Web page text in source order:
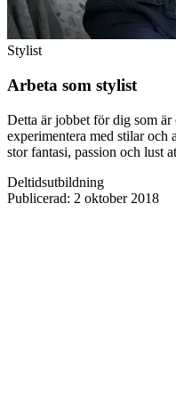
Stylist
Arbeta som stylist
Detta är jobbet för dig som
experimentera med stilar och
stor fantasi, passion och lust
Deltidsutbildning
Publicerad: 2 oktober 2018